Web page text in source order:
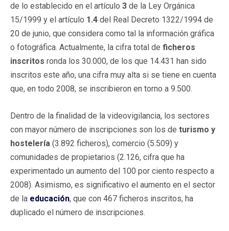
de lo establecido en el artículo 3 de la Ley Orgánica
15/1999 y el artículo 1.4 del Real Decreto 1322/1994 de
20 de junio, que considera como tal la información gráfica
o fotográfica. Actualmente, la cifra total de ficheros
inscritos ronda los 30.000, de los que 14.431 han sido
inscritos este año, una cifra muy alta si se tiene en cuenta
que, en todo 2008, se inscribieron en torno a 9.500.
Dentro de la finalidad de la videovigilancia, los sectores
con mayor número de inscripciones son los de turismo y
hostelería (3.892 ficheros), comercio (5.509) y
comunidades de propietarios (2.126, cifra que ha
experimentado un aumento del 100 por ciento respecto a
2008). Asimismo, es significativo el aumento en el sector
de la educación, que con 467 ficheros inscritos, ha
duplicado el número de inscripciones.